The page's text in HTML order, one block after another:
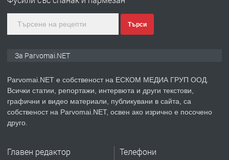
преди 1 година
ПРЕДЛАГА Уроци по Математика
Търси
За Parvomai.NET
Parvomai.NET е собственост на ЕСКОМ МЕДИА ГРУП ООД.
Всички статии, репортажи, интервюта и други текстови,
графични и видео материали, публикувани в сайта, са
собственост на Parvomai.NET, освен ако изрично е посочено
друго.
Главен редактор Телефони